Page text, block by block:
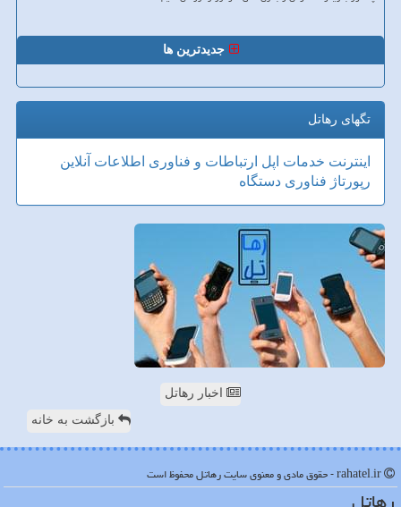
جدیدترین ها
تگهای رهاتل
اینترنت خدمات اپل ارتباطات و فناوری اطلاعات آنلاین
رپورتاژ فناوری دستگاه
اخبار رهاتل
بازگشت به خانه